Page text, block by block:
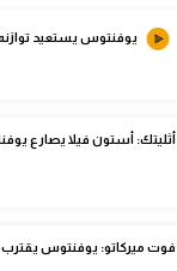
يوفنتوس يستعيد
أثليتك: أستون فيلا يصارع
فوت ميركاتو: يوفنتوس